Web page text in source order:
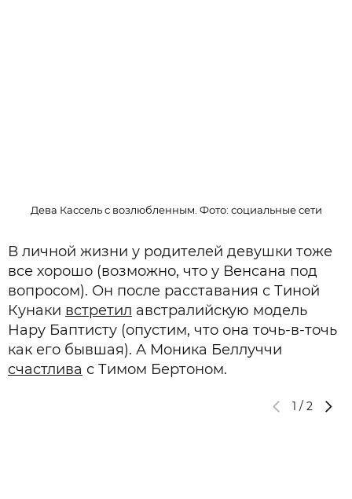
Дева Кассель с возлюбленным. Фото: социальные сети
В личной жизни у родителей девушки тоже
все хорошо (возможно, что у Венсана под
вопросом). Он после расставания с Тиной
Кунаки встретил австралийскую модель
Нару Баптисту (опустим, что она точь-в-точь
как его бывшая). А Моника Беллуччи
счастлива с Тимом Бертоном.
1 / 2